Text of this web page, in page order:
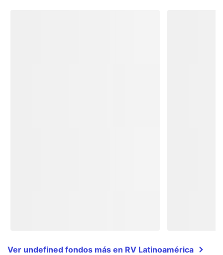
Ver undefined fondos más en RV Latinoamérica